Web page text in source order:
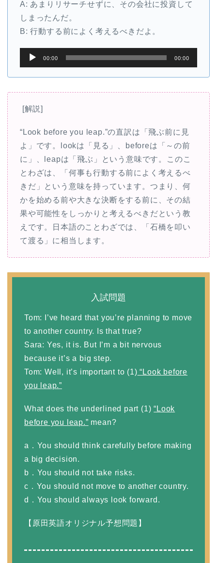
A: あまりリサーチせずに、その会社に投資して
しまったんだ。
B: 行動する前によく考えるべきだよ。
声
レ
ー
ー
00:00 00:00
[解説]
“Look before you leap.”の直訳は「飛ぶ前に見
よ」です。lookは「見る」、beforeは「～の前
に」、leapは「飛ぶ」という意味です。このこ
とわざは、「何事も行動する前によく考えるべ
きだ」という意味を持っています。つまり、何
かを始める前や大きな決断をする前に、その結
果や可能性をしっかりと考えるべきだという教
えです。日本語のことわざでは、「石橋を叩い
て渡る」に相当します。
入試問題
Tom: I’ve heard that you’re planning to move
to another country. Is that true?
Sara: Yes, it is. But I’m a bit nervous
because it’s a big step.
Tom: Well, it’s important to (1) “Look before
you leap.”
What does the underlined part (1)“Look
before you leap.” mean?
a．You should think carefully before making
a big decision.
b．You should not take risks.
c．You should not move to another country.
d．You should always look forward.
【原田英語オリジナル予想問題】